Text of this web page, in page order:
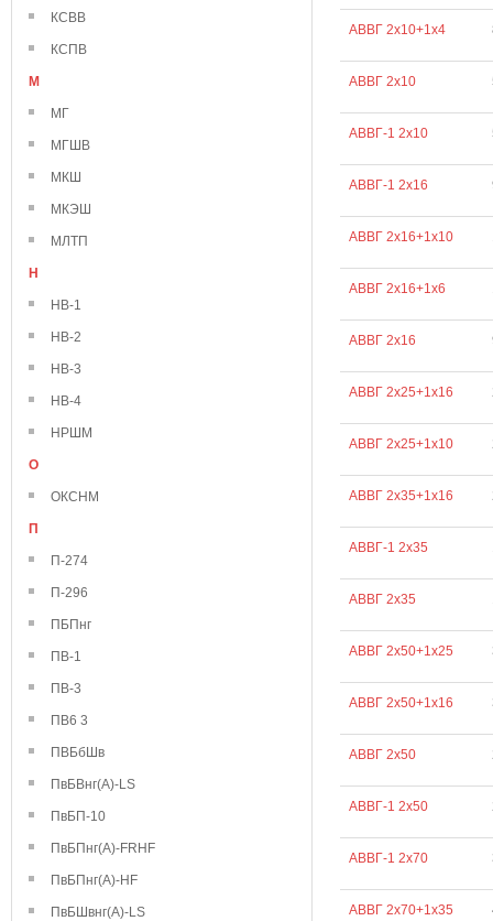
КСВВ
КСПВ
М
МГ
МГШВ
МКШ
МКЭШ
МЛТП
Н
НВ-1
НВ-2
НВ-3
НВ-4
НРШМ
О
ОКСНМ
П
П-274
П-296
ПБПнг
ПВ-1
ПВ-3
ПВ6 3
ПВБбШв
ПвБВнг(А)-LS
ПвБП-10
ПвБПнг(А)-FRHF
ПвБПнг(А)-HF
ПвБШвнг(А)-LS
АВВГ 2х10+1х4
АВВГ 2х10
АВВГ-1 2х10
АВВГ-1 2х16
АВВГ 2х16+1х10
АВВГ 2х16+1х6
АВВГ 2х16
АВВГ 2х25+1х16
АВВГ 2х25+1х10
АВВГ 2х35+1х16
АВВГ-1 2х35
АВВГ 2х35
АВВГ 2х50+1х25
АВВГ 2х50+1х16
АВВГ 2х50
АВВГ-1 2х50
АВВГ-1 2х70
АВВГ 2х70+1х35